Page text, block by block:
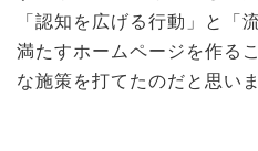
「認知を広げる行動」と「
満たすホームページを作る
な施策を打てたのだと思いま